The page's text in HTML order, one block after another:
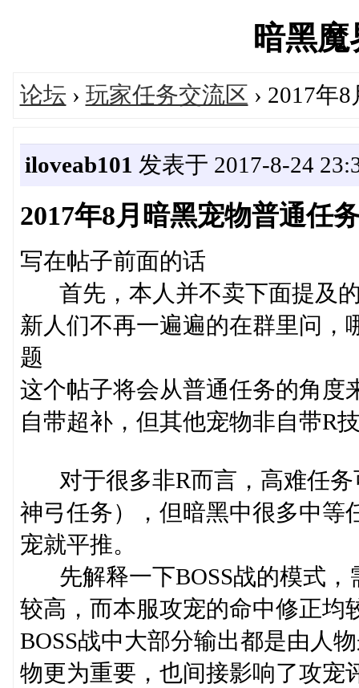
暗黑
论坛 › 玩家任务交流区 › 2017年
iloveab101 发表于 2017-8-24
2017年8月暗黑宠物普通任
写在帖子前面的话
首先，本人并不卖下面提及的
新人们不再一遍遍的在群里问，
题
这个帖子将会从普通任务的角度
自带超补，但其他宠物非自带R
对于很多非R而言，高难任务
神弓任务），但暗黑中很多中等
宠就平推。
先解释一下BOSS战的模式，
较高，而本服攻宠的命中修正均
BOSS战中大部分输出都是由人
物更为重要，也间接影响了攻宠